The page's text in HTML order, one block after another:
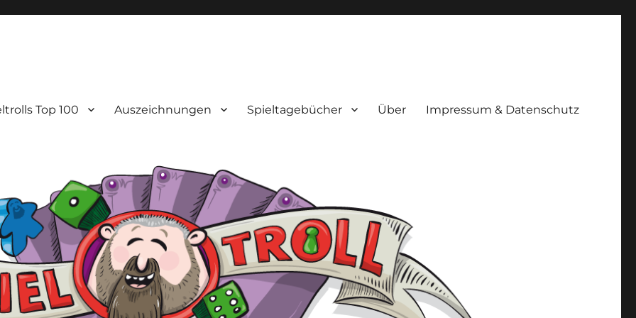
Top 100 Auszeichnungen Spieltagebücher Über Impressum & Datenschutz